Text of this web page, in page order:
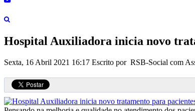
Hospital Auxiliadora inicia novo
Sexta, 16 Abril 2021 16:17 Escrito por RSB-Social com